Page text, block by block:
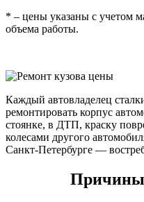
* – цены указаны с учетом
объема работы.
Каждый автовладелец
ремонтировать корпус
стоянке, в ДТП, краску
колесами другого
Санкт-Петербурге —
Причины